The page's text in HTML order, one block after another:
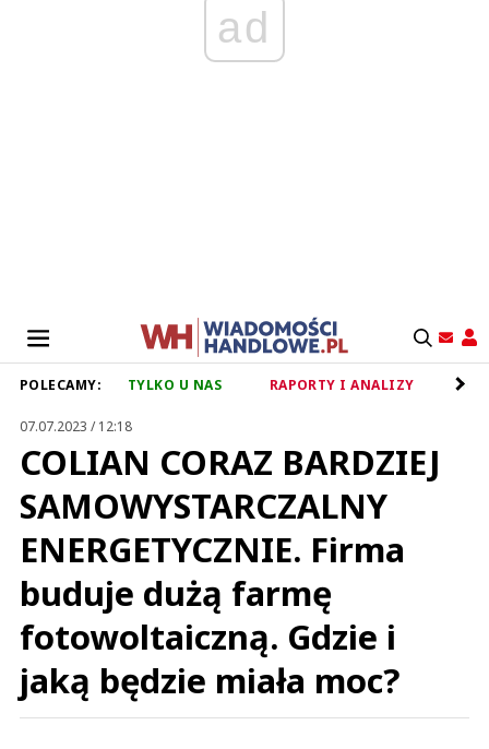
ad
POLECAMY: TYLKO U NAS RAPORTY I ANALIZY
07.07.2023 / 12:18
COLIAN CORAZ BARDZIEJ
SAMOWYSTARCZALNY
ENERGETYCZNIE. Firma
buduje dużą farmę
fotowoltaiczną. Gdzie i
jaką będzie miała moc?